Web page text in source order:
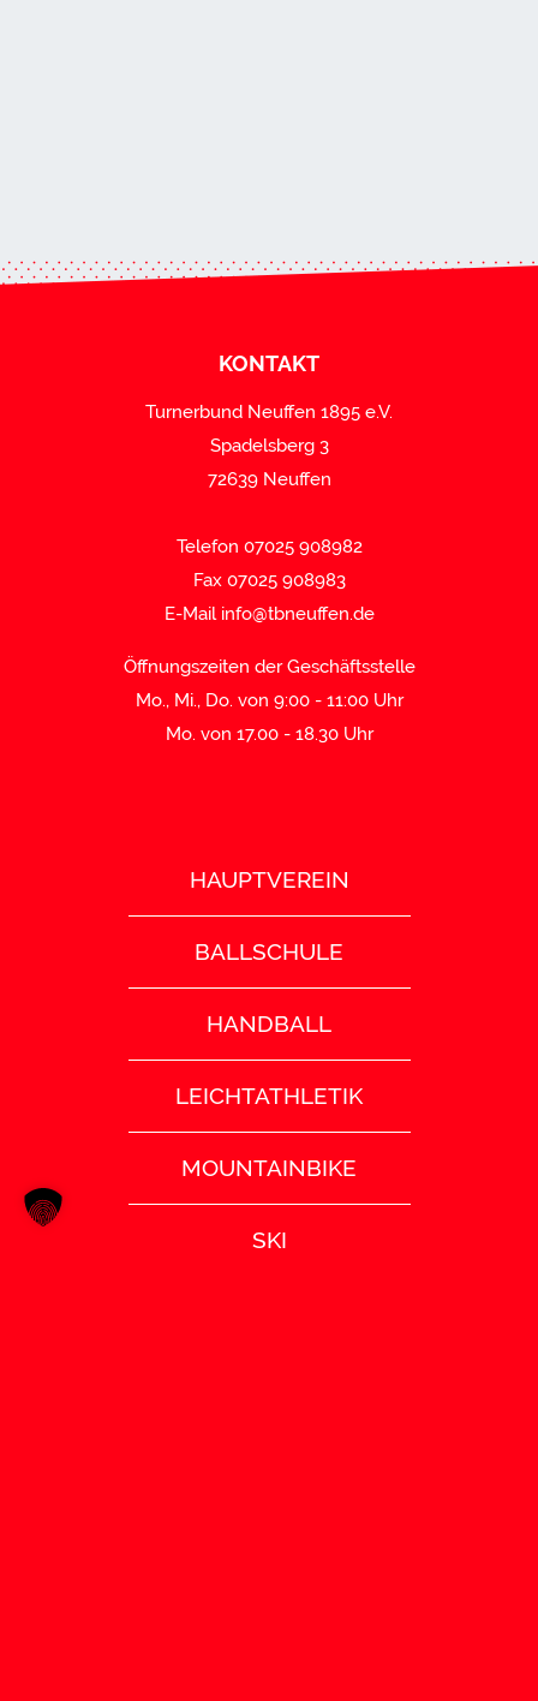
KONTAKT
Turnerbund Neuffen 1895 e.V.
Spadelsberg 3
72639 Neuffen
Telefon 07025 908982
Fax 07025 908983
E-Mail info@tbneuffen.de
Öffnungszeiten der Geschäftsstelle
Mo., Mi., Do. von 9:00 - 11:00 Uhr
Mo. von 17.00 - 18.30 Uhr
HAUPTVEREIN
BALLSCHULE
HANDBALL
LEICHTATHLETIK
MOUNTAINBIKE
SKI